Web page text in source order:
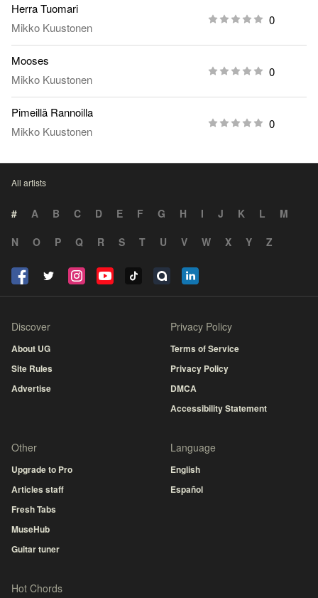
Herra Tuomari
Mikko Kuustonen
0
Mooses
Mikko Kuustonen
0
Pimeillä Rannoilla
Mikko Kuustonen
0
All artists
# A B C D E F G H I J K L
M
N
O P Q R S T U V W X Y Z
Discover
About UG
Site Rules
Advertise
Privacy Policy
Terms of Service
Privacy Policy
DMCA
Accessibility Statement
Other
Upgrade to Pro
Articles staff
Fresh Tabs
MuseHub
Guitar tuner
Language
English
Español
Hot Chords